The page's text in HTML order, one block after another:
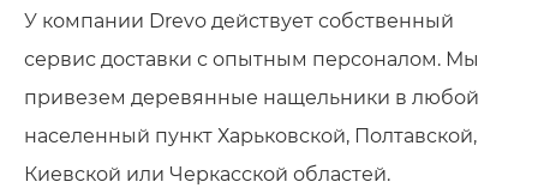
У компании Drevo действует собственный
сервис доставки с опытным персоналом. Мы
привезем деревянные нащельники в любой
населенный пункт Харьковской, Полтавской,
Киевской или Черкасской областей.